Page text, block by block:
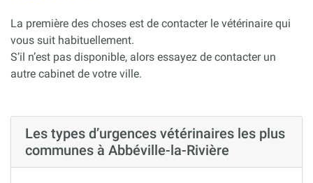
La première des choses est de contacter le vétérinaire qui
vous suit habituellement.
S’il n’est pas disponible, alors essayez de contacter un
autre cabinet de votre ville.
Les types d’urgences vétérinaires les plus
communes à Abbéville-la-Rivière